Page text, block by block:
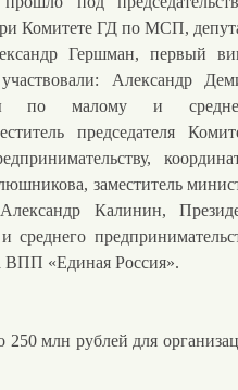
Комитете ГД по МСП,
Гершман, первый
Александр
по малому и
председателя
заместитель
Калинин,
«Единая Россия».
млн рублей для